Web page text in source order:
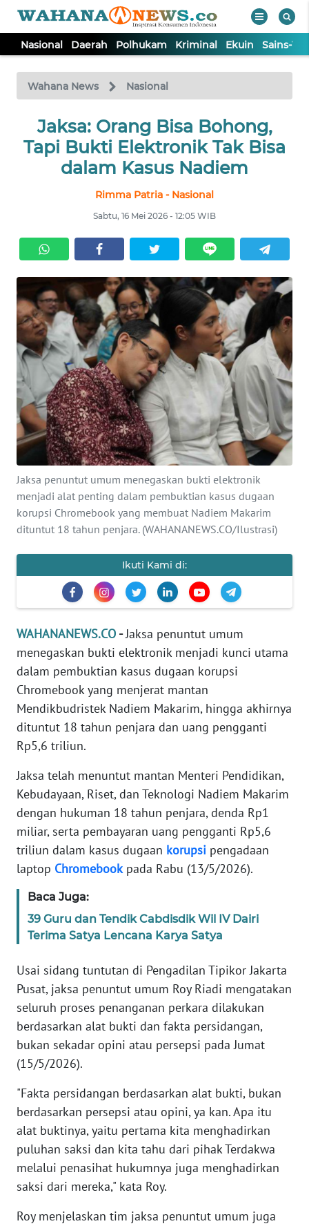
Nasional Daerah Polhukam Kriminal Ekuin Sains-
Wahana News Nasional
Jaksa: Orang Bisa Bohong,
Tapi Bukti Elektronik Tak Bisa
dalam Kasus Nadiem
Rimma Patria - Nasional
Sabtu, 16 Mei 2026 - 12:05 WIB
Jaksa penuntut umum menegaskan bukti elektronik
menjadi alat penting dalam pembuktian kasus dugaan
korupsi Chromebook yang membuat Nadiem Makarim
dituntut 18 tahun penjara. (WAHANANEWS.CO/Ilustrasi)
Ikuti Kami di:
WAHANANEWS.CO -Jaksa penuntut umum
menegaskan bukti elektronik menjadi kunci utama
dalam pembuktian kasus dugaan korupsi
Chromebook yang menjerat mantan
Mendikbudristek Nadiem Makarim, hingga akhirnya
dituntut 18 tahun penjara dan uang pengganti
Rp5,6 triliun.
Jaksa telah menuntut mantan Menteri Pendidikan,
Kebudayaan, Riset, dan Teknologi Nadiem Makarim
dengan hukuman 18 tahun penjara, denda Rp1
miliar, serta pembayaran uang pengganti Rp5,6
triliun dalam kasus dugaan korupsi pengadaan
laptop Chromebookpada Rabu (13/5/2026).
Baca Juga:
39 Guru dan Tendik Cabdisdik Wil IV Dairi
Terima Satya Lencana Karya Satya
Usai sidang tuntutan di Pengadilan Tipikor Jakarta
Pusat, jaksa penuntut umum Roy Riadi mengatakan
seluruh proses penanganan perkara dilakukan
berdasarkan alat bukti dan fakta persidangan,
bukan sekadar opini atau persepsi pada Jumat
(15/5/2026).
"Fakta persidangan berdasarkan alat bukti, bukan
berdasarkan persepsi atau opini, ya kan. Apa itu
alat buktinya, yaitu pertama kita menghadirkan
puluhan saksi dan kita tahu dari pihak Terdakwa
melalui penasihat hukumnya juga menghadirkan
saksi dari mereka," kata Roy.
Roy menjelaskan tim jaksa penuntut umum juga
TV
Tutup
NASIONAL
KRIMINAL
EKUIN
SAINS-TEKNO
KESEHATAN
INTERNASIONAL
SERBA-SERBI
OLAHRAGA
EDITORIAL
INDEKS
BERITA
KONTAK
KAMI
INFO
IKLAN
TENTANG
KAMI
PEDOMAN
MEDIA
REDAKSI
DISCLAIMER
Wahana
News
Regional
WN
SUMUT
WN
JAKARTA
JABAR